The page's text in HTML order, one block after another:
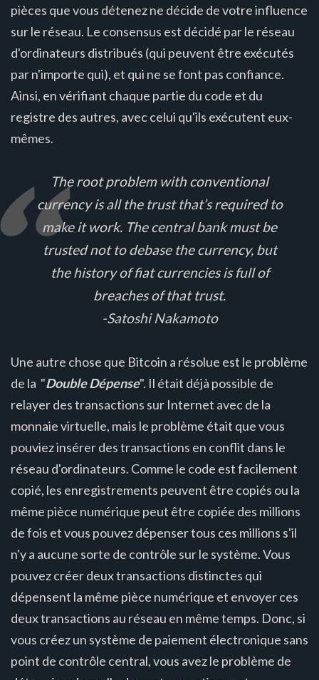
pièces que vous détenez ne décide de votre influence
sur le réseau. Le consensus est décidé par le réseau
d'ordinateurs distribués (qui peuvent être exécutés
par n'importe qui), et qui ne se font pas confiance.
Ainsi, en vérifiant chaque partie du code et du
registre des autres, avec celui qu'ils exécutent eux-
mêmes.
The root problem with conventional
currency is all the trust that’s required to
make it work. The central bank must be
trusted not to debase the currency, but
the history of fiat currencies is full of
breaches of that trust.
-Satoshi Nakamoto
Une autre chose que Bitcoin a résolue est le problème
de la "Double Dépense". Il était déjà possible de
relayer des transactions sur Internet avec de la
monnaie virtuelle, mais le problème était que vous
pouviez insérer des transactions en conflit dans le
réseau d'ordinateurs. Comme le code est facilement
copié, les enregistrements peuvent être copiés ou la
même pièce numérique peut être copiée des millions
de fois et vous pouvez dépenser tous ces millions s'il
n'y a aucune sorte de contrôle sur le système. Vous
pouvez créer deux transactions distinctes qui
dépensent la même pièce numérique et envoyer ces
deux transactions au réseau en même temps. Donc, si
vous créez un système de paiement électronique sans
point de contrôle central, vous avez le problème de